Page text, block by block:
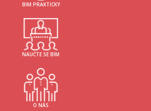
BIM PRAKTICKY
NAUČTE SE BIM
O NÁS